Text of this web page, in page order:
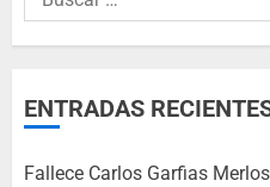
ENTRADAS
Fallece Carlos Garfias